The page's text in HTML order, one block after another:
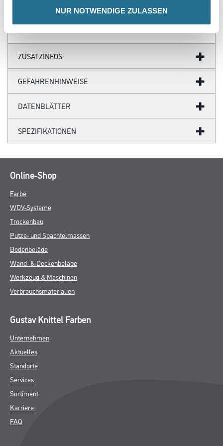
NUR NOTWENDIGE ZULASSEN
ZUSATZINFOS
GEFAHRENHINWEISE
DATENBLÄTTER
SPEZIFIKATIONEN
Online-Shop
Farbe
WDV-Systeme
Trockenbau
Putze- und Spachtelmassen
Bodenbeläge
Wand- & Deckenbeläge
Werkzeug & Maschinen
Verbrauchsmaterialien
Gustav Knittel Farben
Unternehmen
Aktuelles
Standorte
Services
Sortiment
Karriere
FAQ